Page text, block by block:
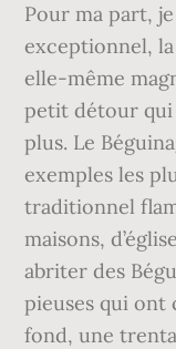
Pour ma part,
exceptionnel,
elle-même
petit détour qui
plus. Le
exemples les
traditionnel
maisons,
abriter des
pieuses qui ont
fond, une